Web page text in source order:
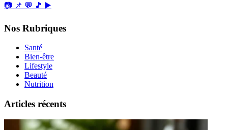
📷 📌 💬 🎵 ▶️
Nos Rubriques
Santé
Bien-être
Lifestyle
Beauté
Nutrition
Articles récents